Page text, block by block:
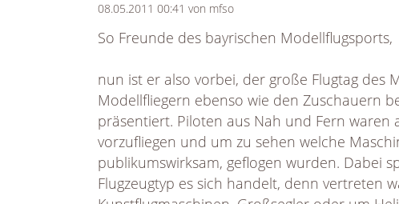
08.05.2011 00:41 von mfso
So Freunde des bayrischen Modellflugsports,
nun ist er also vorbei, der große Flugtag des
Modellfliegern ebenso wie den Zuschauern
präsentiert. Piloten aus Nah und Fern
vorzufliegen und um zu sehen welche
publikumswirksam, geflogen wurden. Dabei
Flugzeugtyp es sich handelt, denn vertreten